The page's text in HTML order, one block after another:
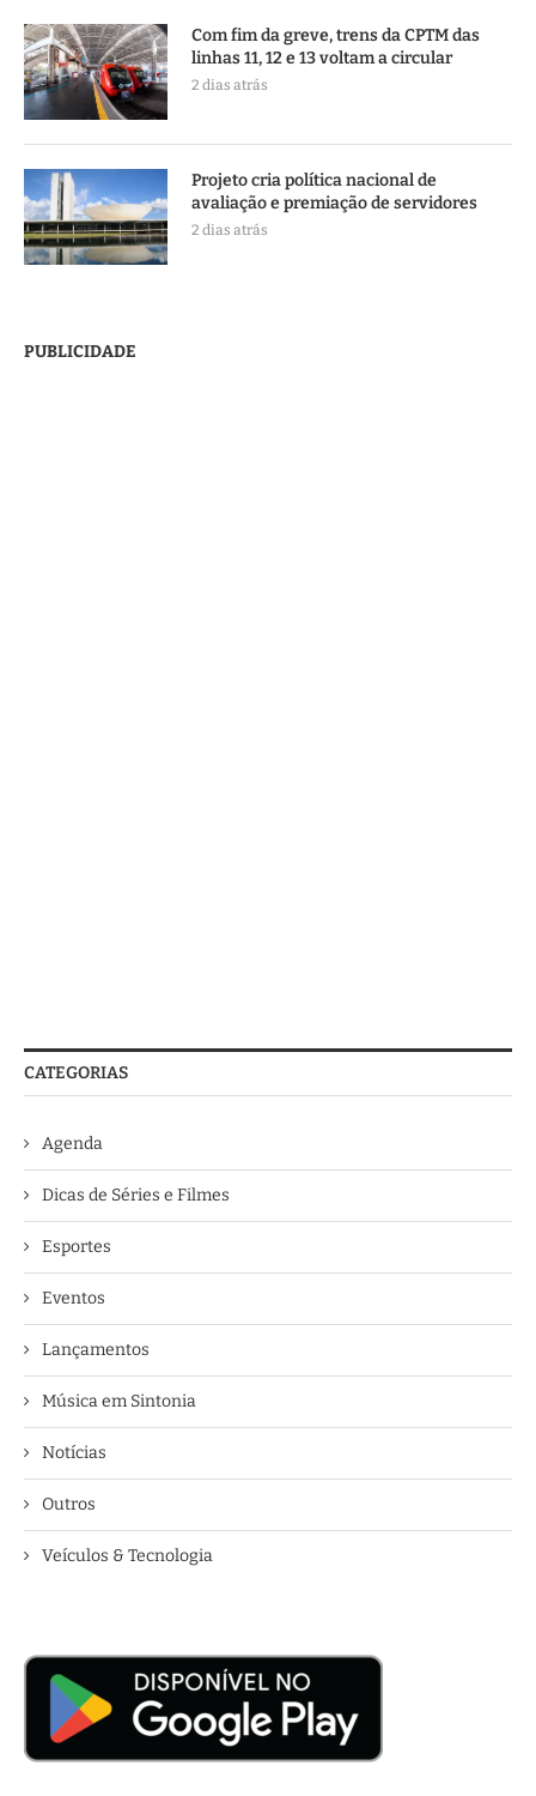
Com fim da greve, trens da CPTM das
linhas 11, 12 e 13 voltam a circular
2 dias atrás
Projeto cria política nacional de
avaliação e premiação de servidores
2 dias atrás
PUBLICIDADE
CATEGORIAS
Agenda
Dicas de Séries e Filmes
Esportes
Eventos
Lançamentos
Música em Sintonia
Notícias
Outros
Veículos & Tecnologia